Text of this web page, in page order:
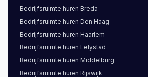
Bedrijfsruimte huren Breda
Bedrijfsruimte huren Den Haag
Bedrijfsruimte huren Haarlem
Bedrijfsruimte huren Lelystad
Bedrijfsruimte huren Middelburg
Bedrijfsruimte huren Rijswijk